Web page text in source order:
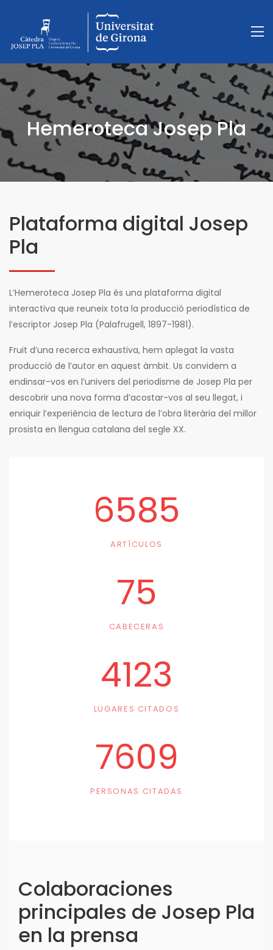
Hemeroteca Josep Pla
Plataforma digital Josep
Pla
L’Hemeroteca Josep Pla és una plataforma digital
interactiva que reuneix tota la producció periodística de
l’escriptor Josep Pla (Palafrugell, 1897-1981).
Fruit d’una recerca exhaustiva, hem aplegat la vasta
producció de l’autor en aquest àmbit. Us convidem a
endinsar-vos en l’univers del periodisme de Josep Pla per
descobrir una nova forma d’acostar-vos al seu llegat, i
enriquir l’experiència de lectura de l’obra literària del millor
prosista en llengua catalana del segle XX.
6585
ARTÍCULOS
75
CABECERAS
4123
LUGARES CITADOS
7609
PERSONAS CITADAS
Colaboraciones
principales de Josep Pla
en la prensa